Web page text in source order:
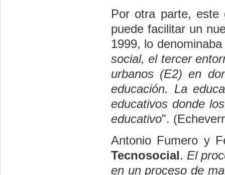
Por otra parte, este
puede facilitar un
1999, lo denominaba
social, el tercer
urbanos (E2) en
educación. La
educativos donde
educativo".
Antonio Fumero y
Tecnosocial.  El
en un proceso de